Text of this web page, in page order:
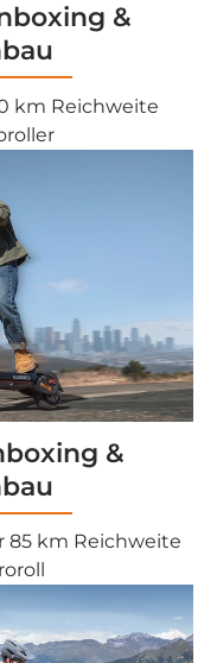
&
km Reichweite
&
85 km Reichweite